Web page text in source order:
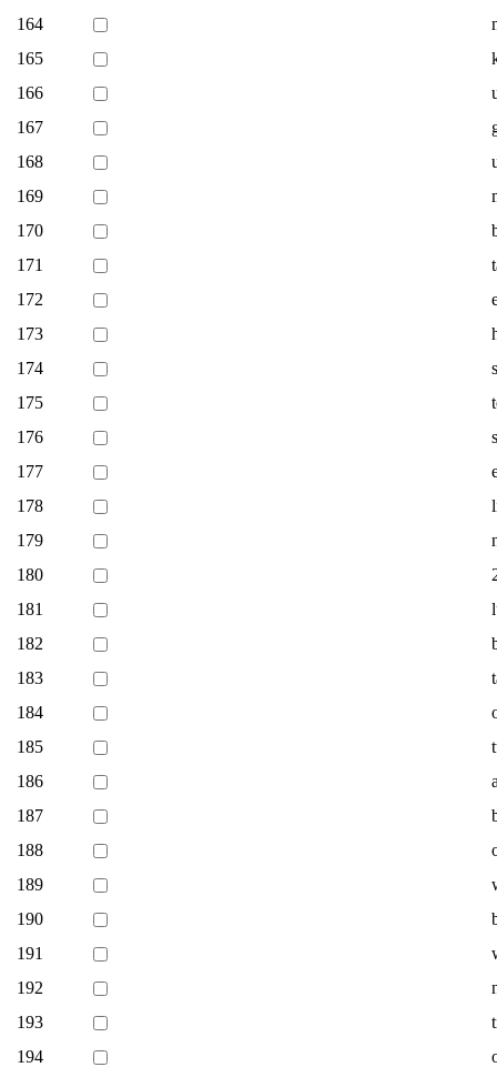
164
165
166
167
168
169
170
171
172
173
174
175
176
177
178
179
180
181
182
183
184
185
186
187
188
189
190
191
192
193
194